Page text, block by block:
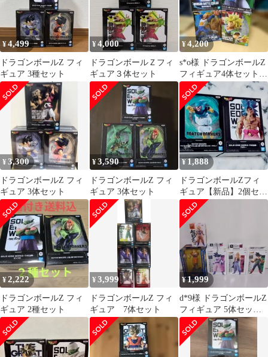
¥4,499
ドラゴンボールZ フィ
ギュア 3種セット
¥4,000
ドラゴンボールＺフィ
ギュア３体セット
¥4,200
s*o様 ドラゴンボールZ
フィギュア4体セット
未開封未使用
¥3,300
ドラゴンボールZ フィ
ギュア 3体セット
¥3,590
ドラゴンボールZ フィ
ギュア 3体セット
¥ 1,888
ドラゴンボールZフィ
ギュア【新品】2個セッ
ト
¥2,222
ドラゴンボールZ フィ
ギュア 2種セット
¥3,999
ドラゴンボールZ フィ
ギュア 7体セット
¥1,999
d*9様 ドラゴンボールZ
フィギュア 5体セッ
ト 新品未開封品